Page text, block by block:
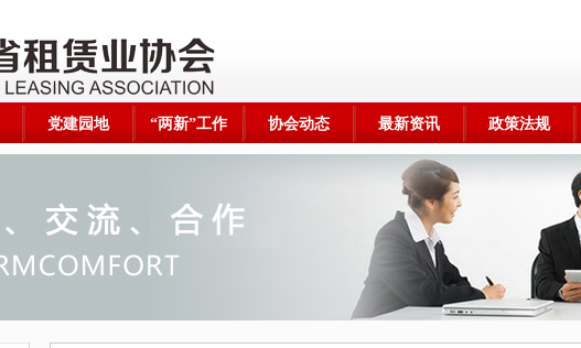
党建园地 “两新”工作 协会动态 最新资讯 政策法规